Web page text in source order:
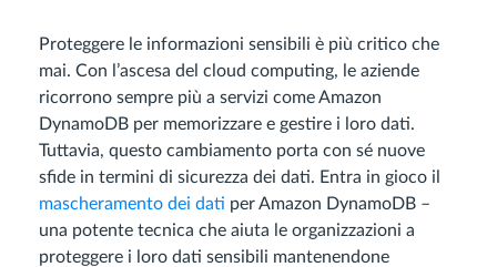
Proteggere le informazioni sensibili è più critico che
mai. Con l’ascesa del cloud computing, le aziende
ricorrono sempre più a servizi come Amazon
DynamoDB per memorizzare e gestire i loro dati.
Tuttavia, questo cambiamento porta con sé nuove
sfide in termini di sicurezza dei dati. Entra in gioco il
mascheramento dei dati per Amazon DynamoDB –
una potente tecnica che aiuta le organizzazioni a
proteggere i loro dati sensibili mantenendone